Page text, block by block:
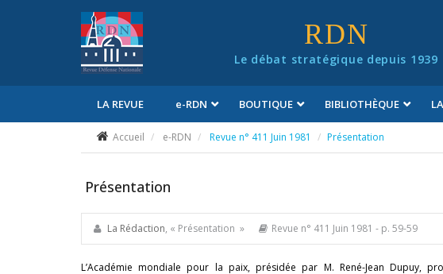
RDN
Le débat stratégique depuis 1939
LA REVUE e-RDN BOUTIQUE BIBLIOTHÈQUE
Accueil e-RDN Revue n° 411 Juin 1981 Présentation
Présentation
La Rédaction, « Présentation » Revue n° 411 Juin 1981 - p. 59-59
L’Académie mondiale pour la paix, présidée par M. René-Jean Dupuy,